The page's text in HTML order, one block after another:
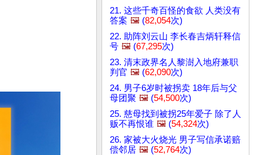
21. 这些千奇百怪的食欲 人类没有
答案 🖼️ (82,054次)
22. 助阵刘云山 李长春吉炳轩释信
号 🖼️ (67,295次)
23. 清末政界名人黎澍入地府兼职
判官 🖼️ (62,090次)
24. 男子6岁时被拐卖 18年后与父
母团聚 🖼️ (54,500次)
25. 慈母找到被拐25年爱子 除了人
贩不再恨谁 🖼️ (54,324次)
26. 家被大火烧光 男子写信承诺赔
偿邻居 🖼️ (52,764次)